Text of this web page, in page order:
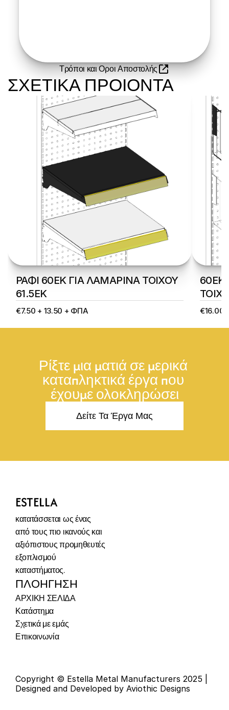
Τρόποι και Οροι Αποστολής
ΣΧΕΤΙΚΑ ΠΡΟΙΟΝΤΑ
ΡΑΦΙ 60ΕΚ ΓΙΑ ΛΑΜΑΡΙΝΑ ΤΟΙΧΟΥ
61.5ΕΚ
€7.50 + 13.50 + ΦΠΑ
60ΕΚ
€16.00
Ρίξτε μια ματιά σε μερικά
καταπληκτικά έργα που
έχουμε ολοκληρώσει
Δείτε Τα Έργα Μας
ESTELLA
κατατάσσεται ως ένας
από τους πιο ικανούς και
αξιόπιστους προμηθευτές
εξοπλισμού
καταστήματος.
ΠΛΟΉΓΗΣΗ
ΑΡΧΙΚΗ ΣΕΛΙΔΑ
Κατάστημα
Σχετικά με εμάς
Επικοινωνία
Copyright © Estella Metal Manufacturers 2025 |
Designed and Developed by Aviothic Designs